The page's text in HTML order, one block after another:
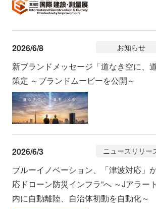
2026/6/8 お知らせ
新ブランドメッセージ「道なき空に、
策定 ～ブランドムービーを公開～
2026/6/3 ニュースリリー
ブルーイノベーション、「津波対応」
応ドローン防災インフラ”へ ～Jアラー
内に自動離陸、自治体初動を自動化～